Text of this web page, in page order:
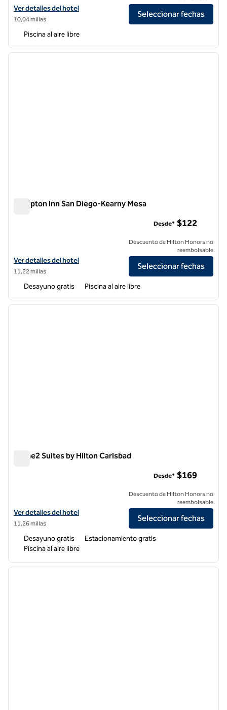
Ver detalles del hotel en Cape Rey Carlsbad Beach, a Hilton Resort
Ver detalles del hotel
10,04 millas
Seleccionar fechas
Piscina al aire libre
1 de 12
Hampton Inn San Diego-Kearny Mesa
Ver detalles del hotel Hampton Inn San Diego-Kearny Mesa
Ver detalles del hotel
11,22 millas
Desde* $122
Descuento de Hilton Honors no
reembolsable
Seleccionar fechas
Desayuno gratis Piscina al aire libre
1 de 12
Home2 Suites by Hilton Carlsbad
Ver detalles del hotel para Home2 Suites by Hilton Carlsbad
Ver detalles del hotel
11,26 millas
Desde* $169
Descuento de Hilton Honors no
reembolsable
Seleccionar fechas
Desayuno gratis
Estacionamiento gratis
Piscina al aire libre
1 de 12